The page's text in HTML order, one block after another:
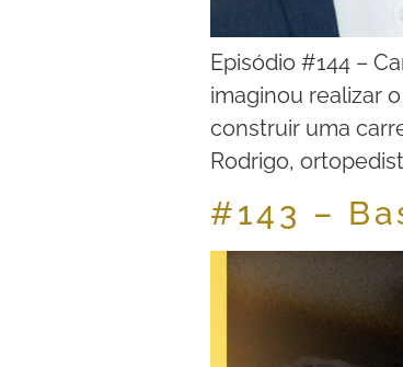
Episódio #144 –
imaginou realizar
construir uma
Rodrigo,
#143 –